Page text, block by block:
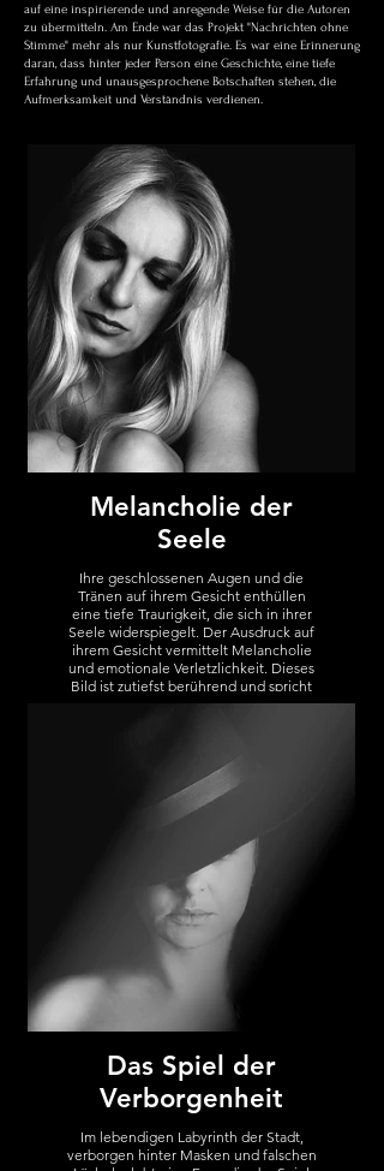
auf eine inspirierende und anregende Weise für die Autoren
zu übermitteln. Am Ende war das Projekt "Nachrichten ohne
Stimme" mehr als nur Kunstfotografie. Es war eine Erinnerung
daran, dass hinter jeder Person eine Geschichte, eine tiefe
Erfahrung und unausgesprochene Botschaften stehen, die
Aufmerksamkeit und Verständnis verdienen.
Melancholie der
Seele
Ihre geschlossenen Augen und die
Tränen auf ihrem Gesicht enthüllen
eine tiefe Traurigkeit, die sich in ihrer
Seele widerspiegelt. Der Ausdruck auf
ihrem Gesicht vermittelt Melancholie
und emotionale Verletzlichkeit. Dieses
Bild ist zutiefst berührend und spricht
von inneren Kämpfen und Leiden, die
verwundbarsten Zustand darstellt, ruft
dieses Foto Empathie hervor und
fordert uns auf, uns der emotionalen
Realität anderer bewusst und fürsorglich
Abgeleitet von einer Botschaft: Ich
habe keine Kraft mehr und keine Worte,
um mich auszudrücken. Ich brauche
Hilfe.
Ausstellungen:
Boomer Gallery, Tower Bridge Area,
MORE
Das Spiel der
Verborgenheit
Im lebendigen Labyrinth der Stadt,
verborgen hinter Masken und falschen